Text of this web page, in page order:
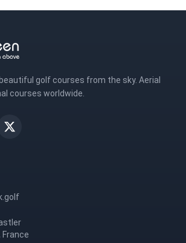
golf courses from the sky. Aerial
courses worldwide.
France